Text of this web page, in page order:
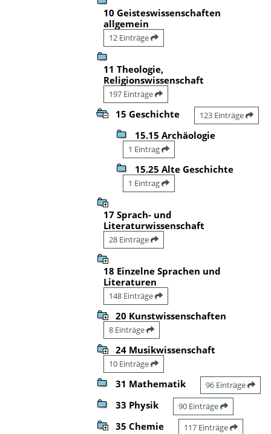
10 Geisteswissenschaften
allgemein
12 Einträge
11 Theologie,
Religionswissenschaft
197 Einträge
15 Geschichte 123 Einträge
15.15 Archäologie
1 Eintrag
15.25 Alte Geschichte
1 Eintrag
17 Sprach- und
Literaturwissenschaft
28 Einträge
18 Einzelne Sprachen und
Literaturen
148 Einträge
20 Kunstwissenschaften
8 Einträge
24 Musikwissenschaft
10 Einträge
31 Mathematik 96 Einträge
33 Physik 90 Einträge
35 Chemie 117 Einträge